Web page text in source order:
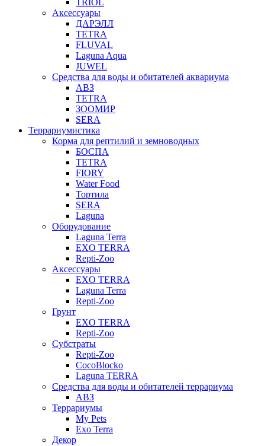
Аксессуары
ДАРЭЛЛ
TETRA
FLUVAL
Laguna Aqua
JUWEL
Средства для воды и обитателей аквариума
АВЗ
TETRA
ЗООМИР
SERA
Террариумистика
Корма для рептилий и земноводных
БОСПА
TETRA
FIORY
Water Food
Тортила
SERA
Laguna
Оборудование
Laguna Terra
EXO TERRA
Repti-Zoo
Аксессуары
EXO TERRA
Laguna Terra
Repti-Zoo
Грунт
EXO TERRA
Repti-Zoo
Субстраты
Repti-Zoo
CocoBlocko
Laguna TERRA
Средства для воды и обитателей террариума
АВЗ
Террариумы
My Pets
Exo Terra
Декор